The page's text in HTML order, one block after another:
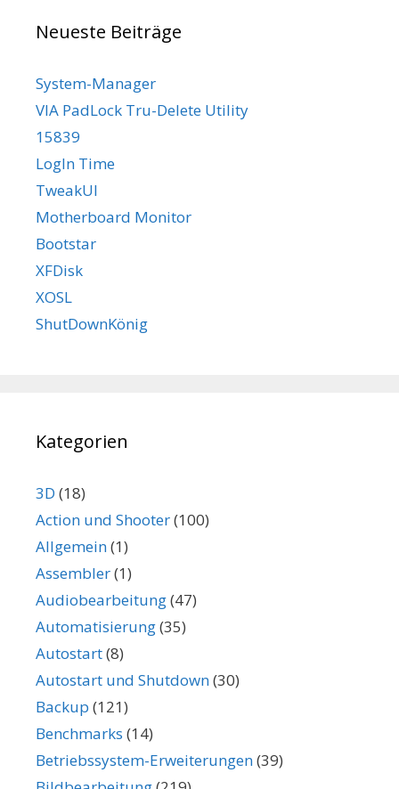
Neueste Beiträge
System-Manager
VIA PadLock Tru-Delete Utility
15839
LogIn Time
TweakUI
Motherboard Monitor
Bootstar
XFDisk
XOSL
ShutDownKönig
Kategorien
3D (18)
Action und Shooter(100)
Allgemein(1)
Assembler(1)
Audiobearbeitung(47)
Automatisierung(35)
Autostart(8)
Autostart und Shutdown(30)
Backup (121)
Benchmarks (14)
Betriebssystem-Erweiterungen(39)